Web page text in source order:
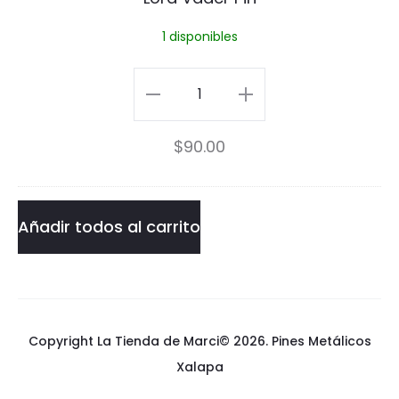
e
P
i
n
1 disponibles
Lord
Vader
cantidad
$90.00
Añadir todos al carrito
Copyright La Tienda de Marci© 2026.Pines Metálicos
Xalapa